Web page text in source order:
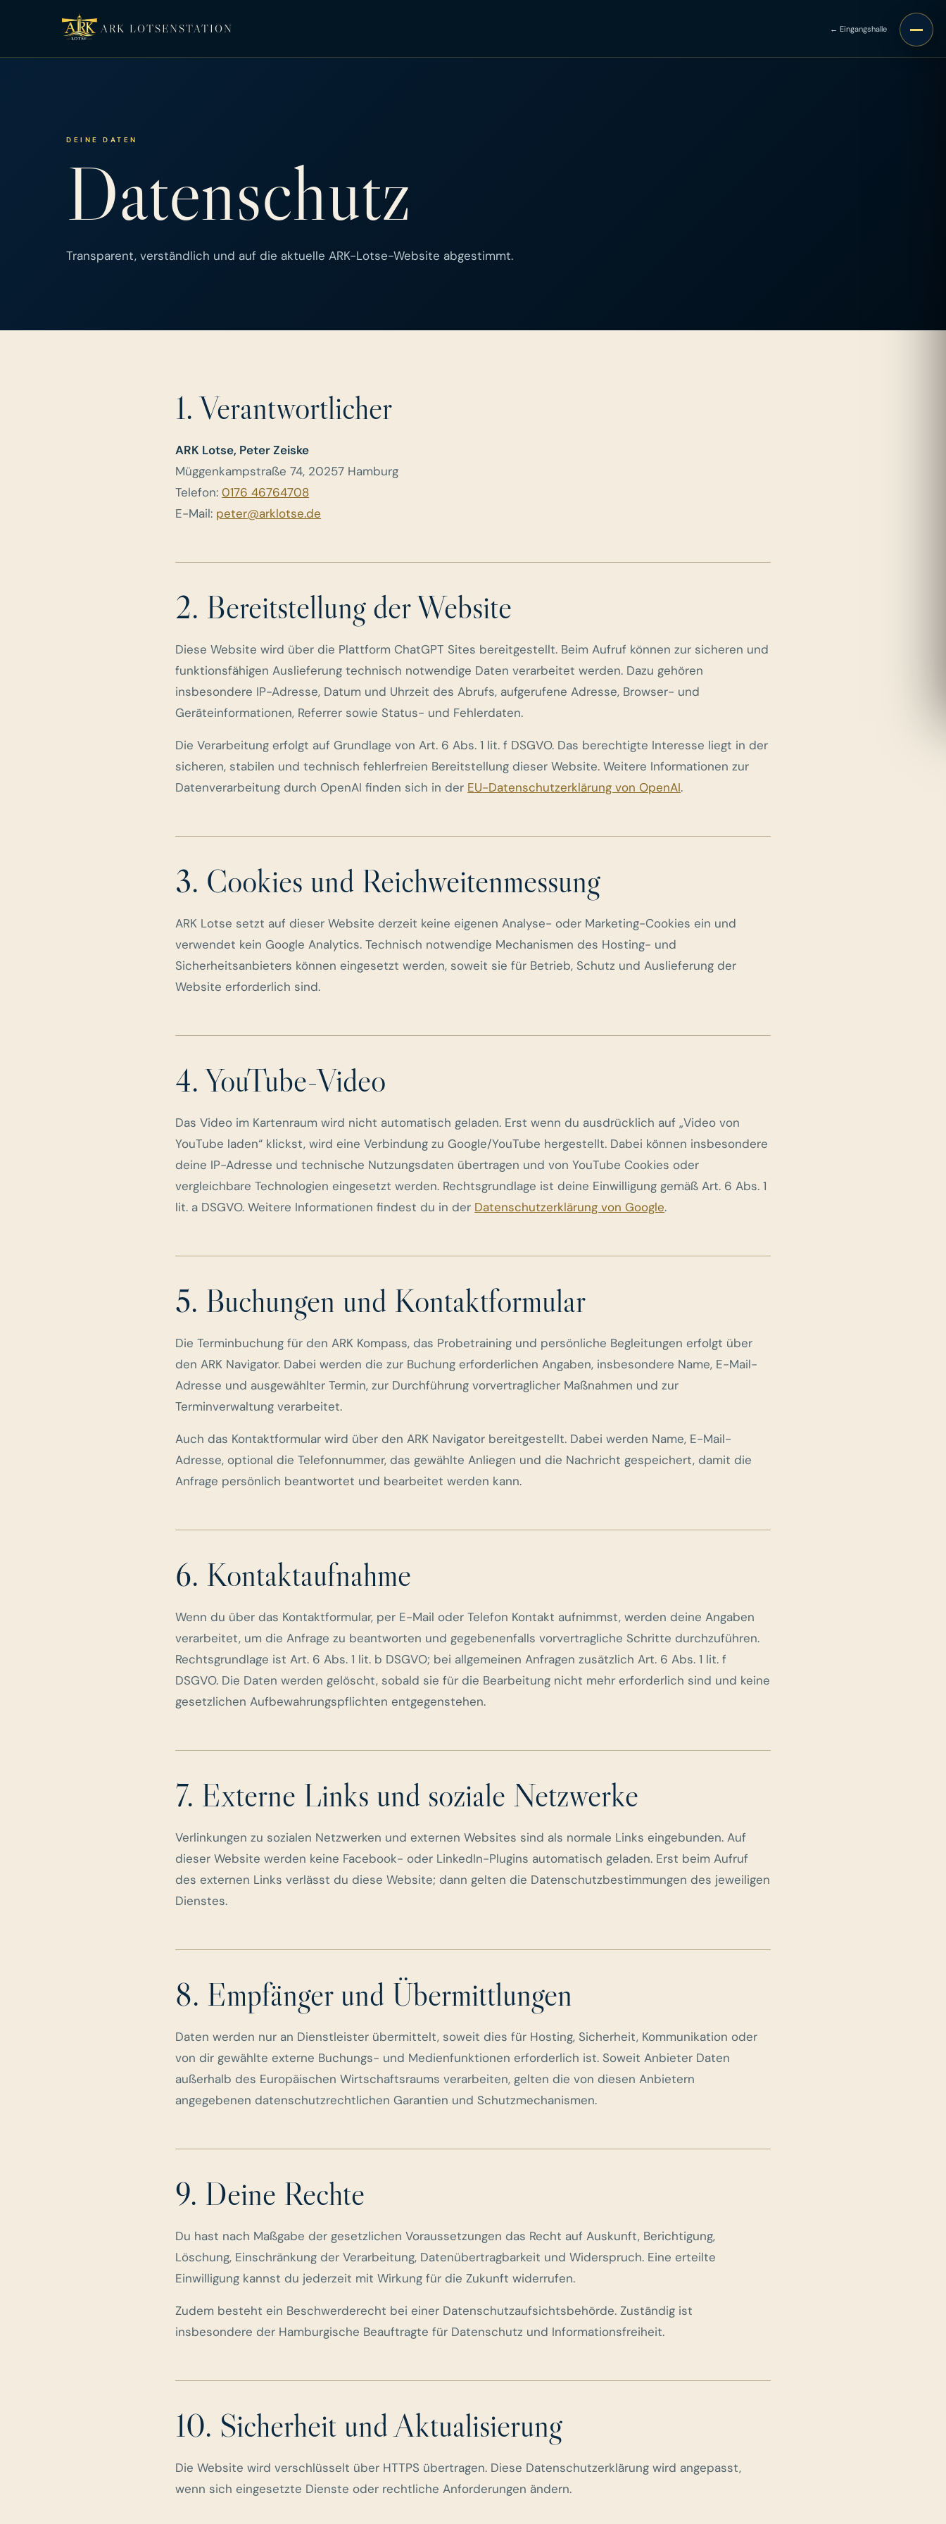
ARK LOTSENSTATION ← Eingangshalle
DEINE DATEN
Datenschutz
Transparent, verständlich und auf die aktuelle ARK-Lotse-Website abgestimmt.
1. Verantwortlicher
ARK Lotse, Peter Zeiske
Müggenkampstraße 74, 20257 Hamburg
Telefon:0176 46764708
E-Mail: peter@arklotse.de
2. Bereitstellung der Website
Diese Website wird über die Plattform ChatGPT Sites bereitgestellt. Beim Aufruf können zur sicheren und
funktionsfähigen Auslieferung technisch notwendige Daten verarbeitet werden. Dazu gehören
insbesondere IP-Adresse, Datum und Uhrzeit des Abrufs, aufgerufene Adresse, Browser- und
Geräteinformationen, Referrer sowie Status- und Fehlerdaten.
Die Verarbeitung erfolgt auf Grundlage von Art. 6 Abs. 1 lit. f DSGVO. Das berechtigte Interesse liegt in der
sicheren, stabilen und technisch fehlerfreien Bereitstellung dieser Website. Weitere Informationen zur
Datenverarbeitung durch OpenAI finden sich in der EU-Datenschutzerklärung von OpenAI.
3. Cookies und Reichweitenmessung
ARK Lotse setzt auf dieser Website derzeit keine eigenen Analyse- oder Marketing-Cookies ein und
verwendet kein Google Analytics. Technisch notwendige Mechanismen des Hosting- und
Sicherheitsanbieters können eingesetzt werden, soweit sie für Betrieb, Schutz und Auslieferung der
Website erforderlich sind.
4. YouTube-Video
Das Video im Kartenraum wird nicht automatisch geladen. Erst wenn du ausdrücklich auf „Video von
YouTube laden“ klickst, wird eine Verbindung zu Google/YouTube hergestellt. Dabei können insbesondere
deine IP-Adresse und technische Nutzungsdaten übertragen und von YouTube Cookies oder
vergleichbare Technologien eingesetzt werden. Rechtsgrundlage ist deine Einwilligung gemäß Art. 6 Abs. 1
lit. a DSGVO. Weitere Informationen findest du in der Datenschutzerklärung von Google.
5. Buchungen und Kontaktformular
Die Terminbuchung für den ARK Kompass, das Probetraining und persönliche Begleitungen erfolgt über
den ARK Navigator. Dabei werden die zur Buchung erforderlichen Angaben, insbesondere Name, E-Mail-
Adresse und ausgewählter Termin, zur Durchführung vorvertraglicher Maßnahmen und zur
Terminverwaltung verarbeitet.
Auch das Kontaktformular wird über den ARK Navigator bereitgestellt. Dabei werden Name, E-Mail-
Adresse, optional die Telefonnummer, das gewählte Anliegen und die Nachricht gespeichert, damit die
Anfrage persönlich beantwortet und bearbeitet werden kann.
6. Kontaktaufnahme
Wenn du über das Kontaktformular, per E-Mail oder Telefon Kontakt aufnimmst, werden deine Angaben
verarbeitet, um die Anfrage zu beantworten und gegebenenfalls vorvertragliche Schritte durchzuführen.
Rechtsgrundlage ist Art. 6 Abs. 1 lit. b DSGVO; bei allgemeinen Anfragen zusätzlich Art. 6 Abs. 1 lit. f
DSGVO. Die Daten werden gelöscht, sobald sie für die Bearbeitung nicht mehr erforderlich sind und keine
gesetzlichen Aufbewahrungspflichten entgegenstehen.
7. Externe Links und soziale Netzwerke
Verlinkungen zu sozialen Netzwerken und externen Websites sind als normale Links eingebunden. Auf
dieser Website werden keine Facebook- oder LinkedIn-Plugins automatisch geladen. Erst beim Aufruf
des externen Links verlässt du diese Website; dann gelten die Datenschutzbestimmungen des jeweiligen
Dienstes.
8. Empfänger und Übermittlungen
Daten werden nur an Dienstleister übermittelt, soweit dies für Hosting, Sicherheit, Kommunikation oder
von dir gewählte externe Buchungs- und Medienfunktionen erforderlich ist. Soweit Anbieter Daten
außerhalb des Europäischen Wirtschaftsraums verarbeiten, gelten die von diesen Anbietern
angegebenen datenschutzrechtlichen Garantien und Schutzmechanismen.
9. Deine Rechte
Du hast nach Maßgabe der gesetzlichen Voraussetzungen das Recht auf Auskunft, Berichtigung,
Löschung, Einschränkung der Verarbeitung, Datenübertragbarkeit und Widerspruch. Eine erteilte
Einwilligung kannst du jederzeit mit Wirkung für die Zukunft widerrufen.
Zudem besteht ein Beschwerderecht bei einer Datenschutzaufsichtsbehörde. Zuständig ist
insbesondere der Hamburgische Beauftragte für Datenschutz und Informationsfreiheit.
10. Sicherheit und Aktualisierung
Die Website wird verschlüsselt über HTTPS übertragen. Diese Datenschutzerklärung wird angepasst,
wenn sich eingesetzte Dienste oder rechtliche Anforderungen ändern.